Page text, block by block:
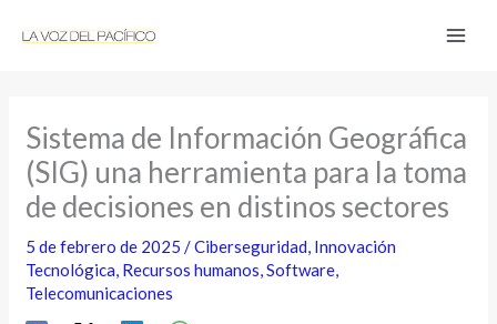
Sistema de Información Geográfica
(SIG) una herramienta para la toma
de decisiones en distinos sectores
5 de febrero de 2025/Ciberseguridad, Innovación
Tecnológica, Recursos humanos,Software,
Telecomunicaciones